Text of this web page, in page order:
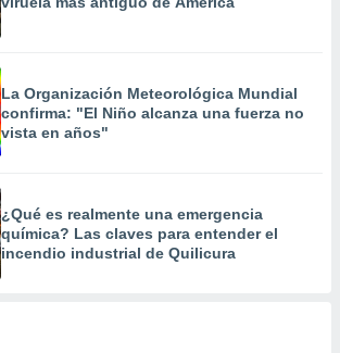
La Organización Meteorológica Mundial
confirma: "El Niño alcanza una fuerza no
vista en años"
¿Qué es realmente una emergencia
química? Las claves para entender el
incendio industrial de Quilicura